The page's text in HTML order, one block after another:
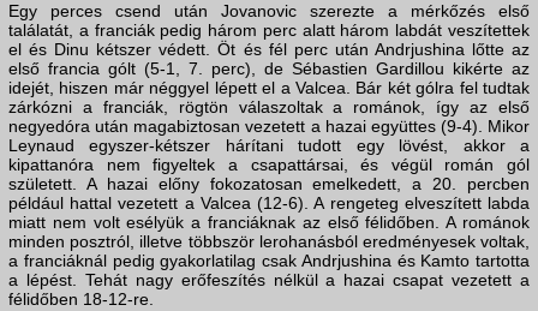
Egy perces csend után Jovanovic szerezte a mérkőzés első
találatát, a franciák pedig három perc alatt három labdát veszítettek
el és Dinu kétszer védett. Öt és fél perc után Andrjushina lőtte az
első francia gólt (5-1, 7. perc), de Sébastien Gardillou kikérte az
idejét, hiszen már néggyel lépett el a Valcea. Bár két gólra fel tudtak
zárkózni a franciák, rögtön válaszoltak a románok, így az első
negyedóra után magabiztosan vezetett a hazai együttes (9-4). Mikor
Leynaud egyszer-kétszer hárítani tudott egy lövést, akkor a
kipattanóra nem figyeltek a csapattársai, és végül román gól
született. A hazai előny fokozatosan emelkedett, a 20. percben
például hattal vezetett a Valcea (12-6). A rengeteg elveszített labda
miatt nem volt esélyük a franciáknak az első félidőben. A románok
minden posztról, illetve többször lerohanásból eredményesek voltak,
a franciáknál pedig gyakorlatilag csak Andrjushina és Kamto tartotta
a lépést. Tehát nagy erőfeszítés nélkül a hazai csapat vezetett a
félidőben 18-12-re.